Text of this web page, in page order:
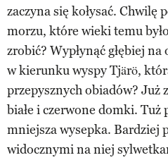
zaczyna się kołysać. Chwilę
morzu, które wieki temu
zrobić? Wypłynąć głębiej
w kierunku wyspy Tjärö,
przepysznych obiadów? Już
białe i czerwone domki. Tuż
mniejsza wysepka. Bardziej
widocznymi na niej